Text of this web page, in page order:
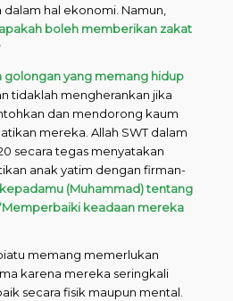
hal ekonomi. Namun,
apakah boleh memberikan zakat
golongan yang memang hidup
tidaklah mengherankan jika
dan mendorong kaum
mereka. Allah SWT dalam
secara tegas menyatakan
anak yatim dengan firman-
(Muhammad) tentang
keadaan mereka
memang memerlukan
karena mereka seringkali
secara fisik maupun mental.